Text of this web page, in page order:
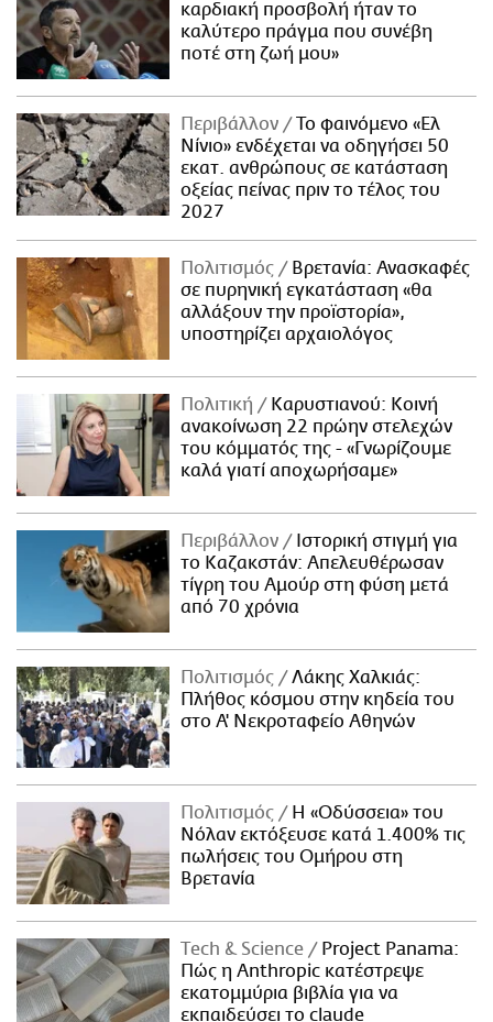
καρδιακή προσβολή ήταν το
καλύτερο πράγμα που συνέβη
ποτέ στη ζωή μου»
Περιβάλλον
Το φαινόμενο «Ελ
Νίνιο» ενδέχεται να οδηγήσει 50
εκατ. ανθρώπους σε κατάσταση
οξείας πείνας πριν το τέλος του
2027
Πολιτισμός
Βρετανία: Ανασκαφές
σε πυρηνική εγκατάσταση «θα
αλλάξουν την προϊστορία»,
υποστηρίζει αρχαιολόγος
Πολιτική
Καρυστιανού: Κοινή
ανακοίνωση 22 πρώην στελεχών
του κόμματός της - «Γνωρίζουμε
καλά γιατί αποχωρήσαμε»
Περιβάλλον
Ιστορική στιγμή για
το Καζακστάν: Απελευθέρωσαν
τίγρη του Αμούρ στη φύση μετά
από 70 χρόνια
Πολιτισμός
Λάκης Χαλκιάς:
Πλήθος κόσμου στην κηδεία του
στο Α' Νεκροταφείο Αθηνών
Πολιτισμός
Η «Οδύσσεια» του
Νόλαν εκτόξευσε κατά 1.400% τις
πωλήσεις του Ομήρου στη
Βρετανία
Τech & Science
Project Panama:
Πώς η Anthropic κατέστρεψε
εκατομμύρια βιβλία για να
εκπαιδεύσει το claude